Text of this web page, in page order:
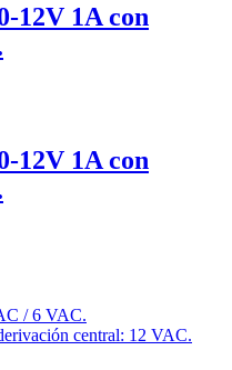
12V 1A con
12V 1A con
/ 6 VAC.
central: 12 VAC.